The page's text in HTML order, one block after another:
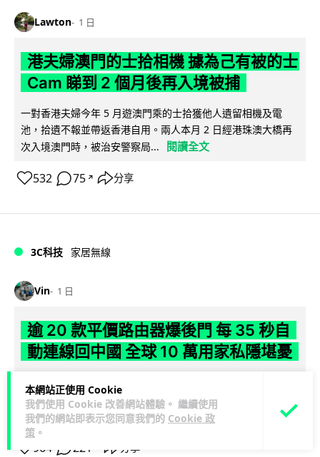
本網站正使用 Cookie
我們使用 Cookie 改善網站體驗。 繼續使用
我們的網站即表示您同意我們的 Cookie 政
策 。
Lawton 1 日
港夫婦澳門的士拾相機 據為己有被的士
Cam 睇到 2 個月後再入境被捕
一對香港夫婦今年 5 月遊澳門乘的士拾獲他人遺留相機及電
池，拾遺不報並帶返香港自用。兩人本月 2 日經港珠澳大橋再
次入境澳門時，被治安警察局...
閱讀全文
532 75 ↗ 分享
3C科技 家居無線
Vin 1 日
逾 20 款平價路由器爆後門 每 35 秒自
動連線回中國 全球 10 萬用家私隱堪憂
網絡安全公司 VulnCheck 揭發中國智博通電子（Zbtlink）生產
的 20 多款路由器內置後門程式「Endlessdoors」（無盡...
讀全文
964 221 分享